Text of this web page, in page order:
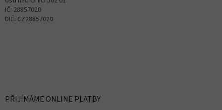
IČ: 28857020
DIČ: CZ28857020
PŘIJÍMÁME ONLINE PLATBY